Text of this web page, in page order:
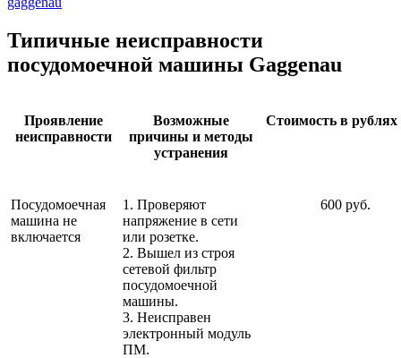
Типичные неисправности
посудомоечной машины Gaggenau
Проявление
неисправности
Возможные
причины и методы
устранения
Стоимость в рублях
Посудомоечная
машина не
включается
1. Проверяют
напряжение в сети
или розетке.
2. Вышел из строя
сетевой фильтр
посудомоечной
машины.
3. Неисправен
электронный модуль
ПМ.
600 руб.